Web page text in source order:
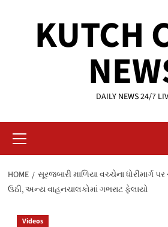
KUTCH
DAILY NEWS 24/7
Menu
HOME
સૂરજબારી માળિયા વચ્ચેના ધોરીમાર્ગ
ઉઠી, અન્ય વાહનચાલકોમાં ગભરાટ ફેલાયો
Videos